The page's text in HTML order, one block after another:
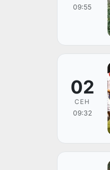
09:55
02
СЕН
09:32